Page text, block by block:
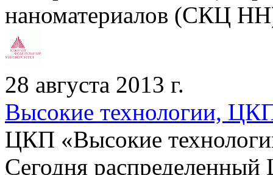
наноматериалов (СКЦ
28 августа 2013 г.
Высокие технологии,
ЦКП «Высокие
Сегодня распределенный